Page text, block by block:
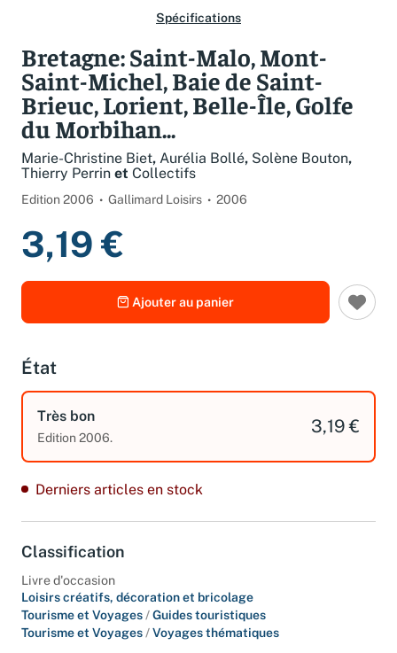
Spécifications
Bretagne: Saint-Malo, Mont-
Saint-Michel, Baie de Saint-
Brieuc, Lorient, Belle-Île, Golfe
du Morbihan...
Marie-Christine Biet, Aurélia Bollé, Solène Bouton,
Thierry Perrin et Collectifs
Edition 2006 Gallimard Loisirs 2006
3,19 €
Ajouter au panier
État
Très bon
Edition 2006.
3,19 €
Derniers articles en stock
Classification
Livre d'occasion
Loisirs créatifs, décoration et bricolage
Tourisme et Voyages/Guides touristiques
Tourisme et Voyages/Voyages thématiques